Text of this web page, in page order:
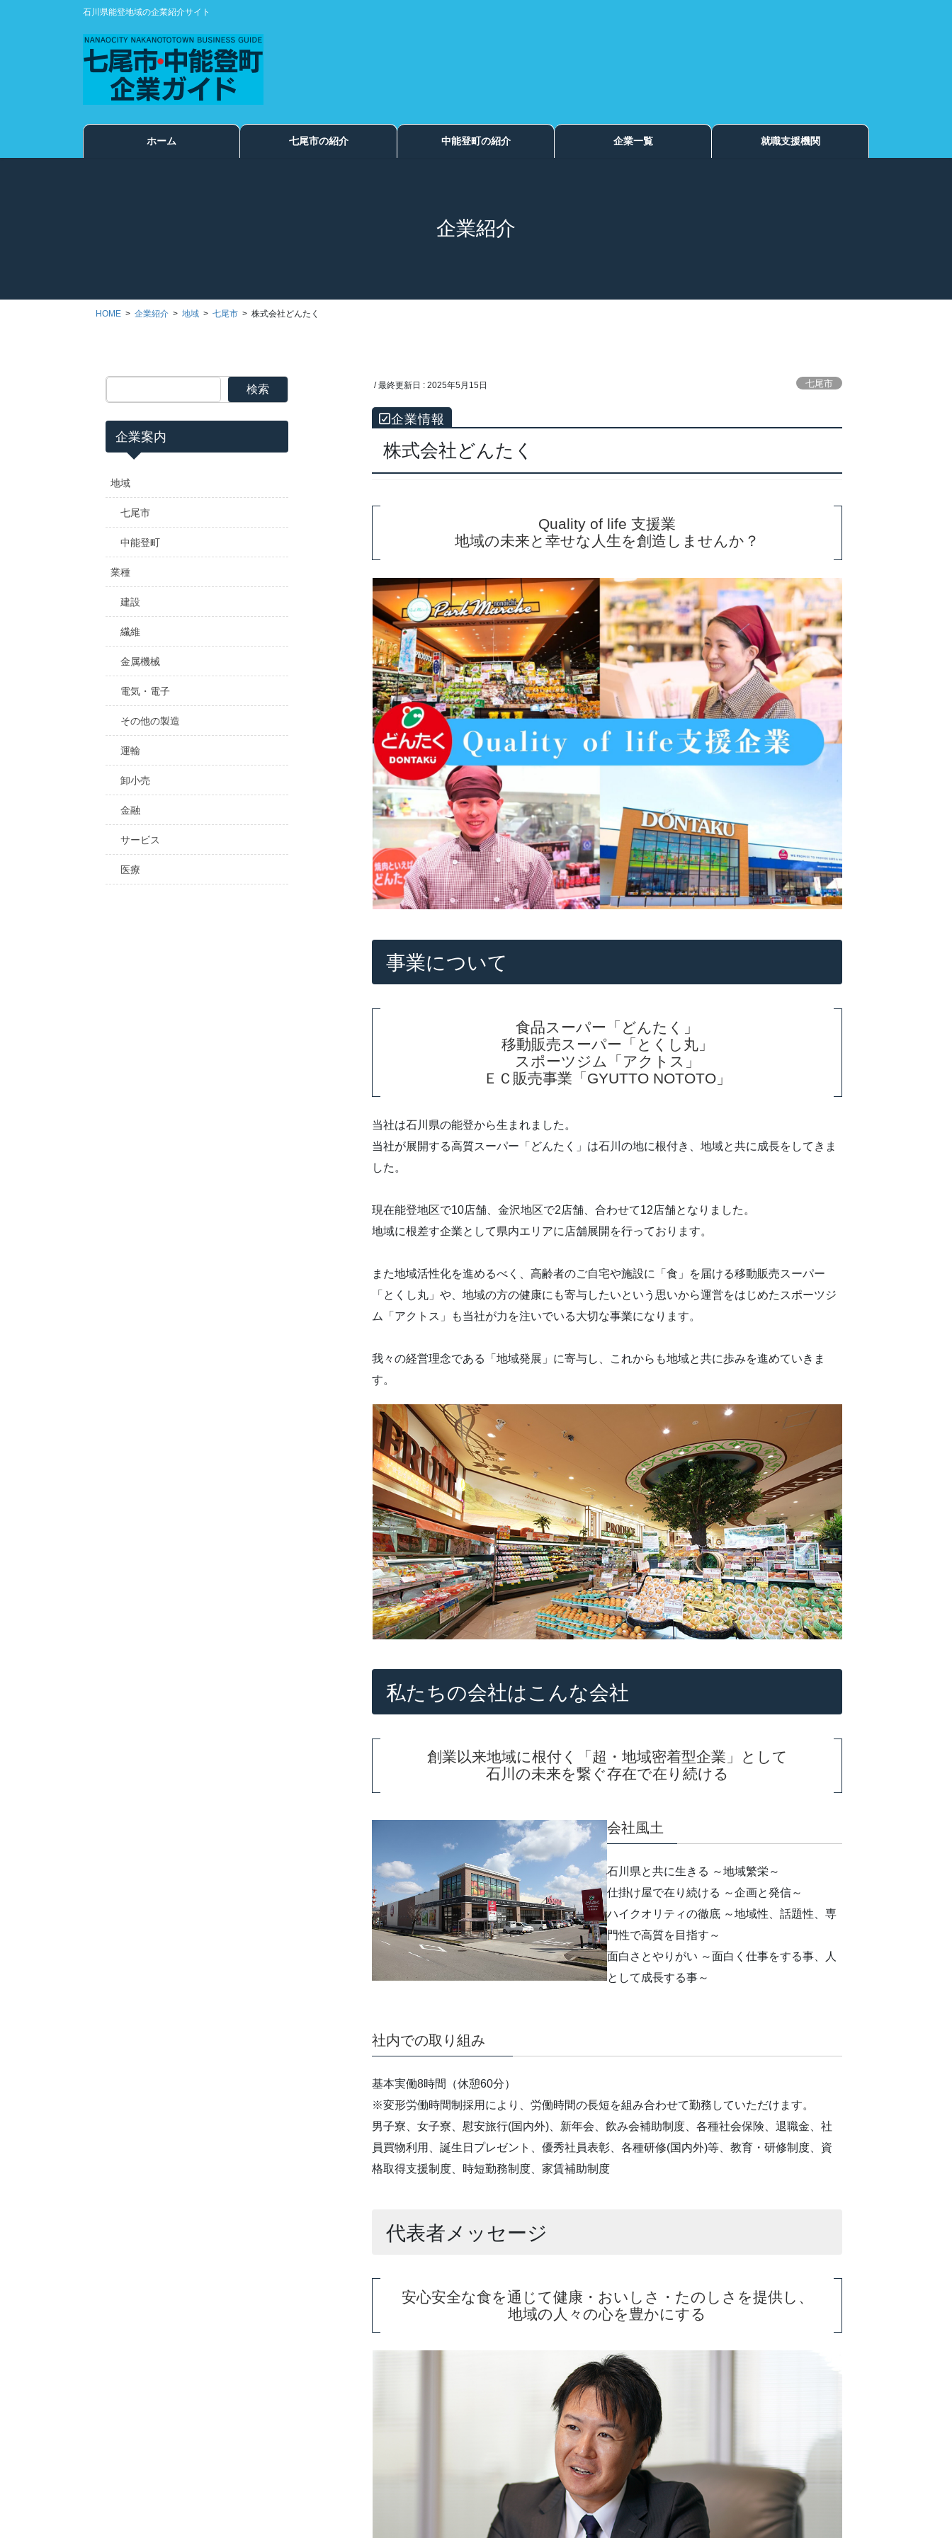
動
石川県能登地域の企業紹介サイト
ホーム 七尾市の紹介 中能登町の紹介 企業一覧 就職支援機関
企業紹介
HOME 企業紹介 地域 七尾市 株式会社どんたく
/ 最終更新日 :2025年5月15日 七尾市
株式会社どんたく
Quality of life 支援業
地域の未来と幸せな人生を創造しませんか？
事業について
食品スーパー「どんたく」
移動販売スーパー「とくし丸」
スポーツジム「アクトス」
ＥＣ販売事業「GYUTTO NOTOTO」
当社は石川県の能登から生まれました。
当社が展開する高質スーパー「どんたく」は石川の地に根付き、地域と共に成長をしてきま
した。
現在能登地区で10店舗、金沢地区で2店舗、合わせて12店舗となりました。
地域に根差す企業として県内エリアに店舗展開を行っております。
また地域活性化を進めるべく、高齢者のご自宅や施設に「食」を届ける移動販売スーパー
「とくし丸」や、地域の方の健康にも寄与したいという思いから運営をはじめたスポーツジ
ム「アクトス」も当社が力を注いでいる大切な事業になります。
我々の経営理念である「地域発展」に寄与し、これからも地域と共に歩みを進めていきま
す。
私たちの会社はこんな会社
創業以来地域に根付く「超・地域密着型企業」として
石川の未来を繋ぐ存在で在り続ける
会社風土
石川県と共に生きる ～地域繁栄～
仕掛け屋で在り続ける ～企画と発信～
ハイクオリティの徹底 ～地域性、話題性、専
門性で高質を目指す～
面白さとやりがい ～面白く仕事をする事、人
として成長する事～
社内での取り組み
基本実働8時間（休憩60分）
※変形労働時間制採用により、労働時間の長短を組み合わせて勤務していただけます。
男子寮、女子寮、慰安旅行(国内外)、新年会、飲み会補助制度、各種社会保険、退職金、社
員買物利用、誕生日プレゼント、優秀社員表彰、各種研修(国内外)等、教育・研修制度、資
格取得支援制度、時短勤務制度、家賃補助制度
代表者メッセージ
安心安全な食を通じて健康・おいしさ・たのしさを提供し、
地域の人々の心を豊かにする
検索
企業案内
地域
七尾市
中能登町
業種
建設
繊維
金属機械
電気・電子
その他の製造
運輸
卸小売
金融
サービス
医療